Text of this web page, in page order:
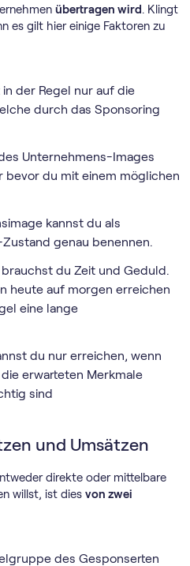
übertragen wird. Klingt
es gilt hier einige Faktoren zu
der Regel nur auf die
durch das Sponsoring
Unternehmens-Images
bevor du mit einem möglichen
kannst du als
genau benennen.
du Zeit und Geduld.
heute auf morgen erreichen
eine lange
du nur erreichen, wenn
erwarteten Merkmale
sind
und Umsätzen
direkte oder mittelbare
willst, ist dies von zwei
des Gesponserten